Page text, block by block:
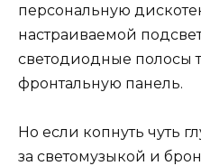
персональную
настраиваемой
светодиодные полосы
фронтальную панель.
Но если копнуть чуть
за светомузыкой и